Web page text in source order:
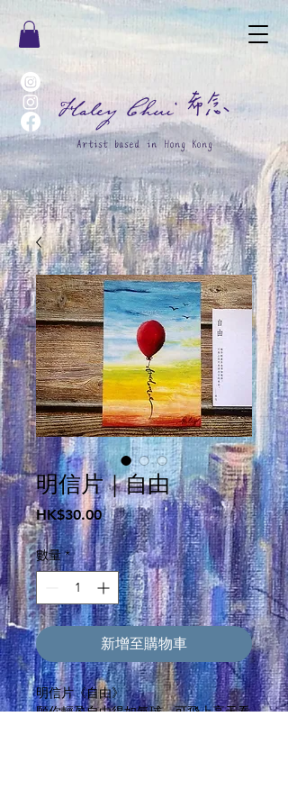
Artist based in Hong Kong
Haley Chui 希念
明信片｜自由
HK$30.00價
格
數量 *
新增至購物車
明信片《自由》
願你輕盈自由得如氣球，可飛上高天看